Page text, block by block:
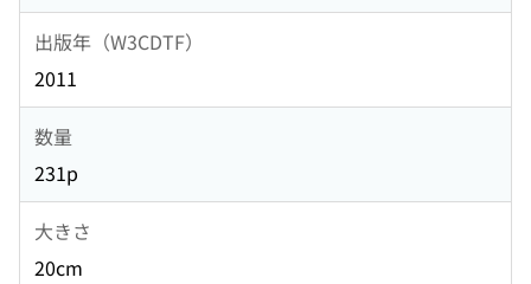
出版年（W3CDTF）
2011
数量
231p
大きさ
20cm